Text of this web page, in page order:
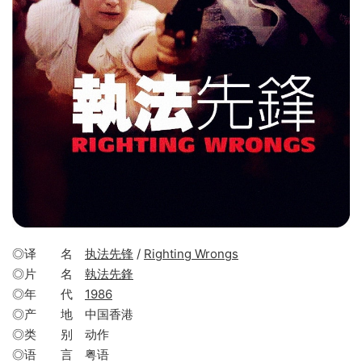
◎译 名 执法先锋 / Righting Wrongs
◎片 名 執法先鋒
◎年 代 1986
◎产 地 中国香港
◎类 别 动作
◎语 言 粤语